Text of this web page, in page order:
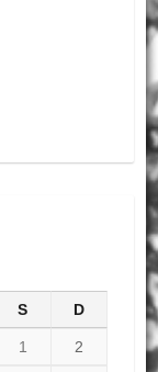
S D
1 2